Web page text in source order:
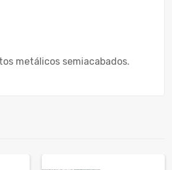
metálicos semiacabados.